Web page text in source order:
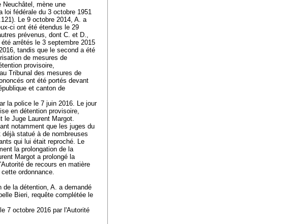
Neuchâtel, mène une
loi fédérale du 3 octobre 1951
Le 9 octobre 2014, A. a
ci ont été étendus le 29
prévenus, dont C. et D.,
arrêtés le 3 septembre 2015
tandis que le second a été
de mesures de
provisoire,
Tribunal des mesures de
ont été portés devant
et canton de
la police le 7 juin 2016. Le jour
en détention provisoire,
le Juge Laurent Margot.
notamment que les juges du
statué à de nombreuses
qui lui était reproché. Le
la prolongation de la
Margot a prolongé la
de recours en matière
ordonnance.
de la détention, A. a demandé
Bieri, requête complétée le
7 octobre 2016 par l'Autorité